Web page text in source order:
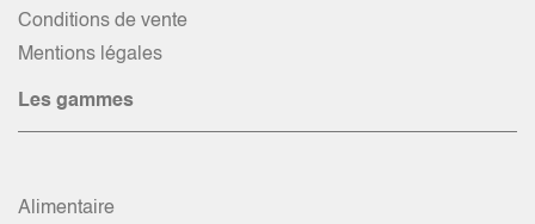
Conditions de vente
Mentions légales
Les gammes
Alimentaire